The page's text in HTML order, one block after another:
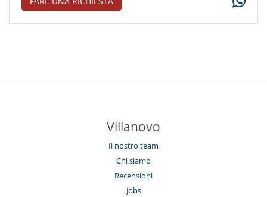
Villanovo
Il nostro team
Chi siamo
Recensioni
Jobs